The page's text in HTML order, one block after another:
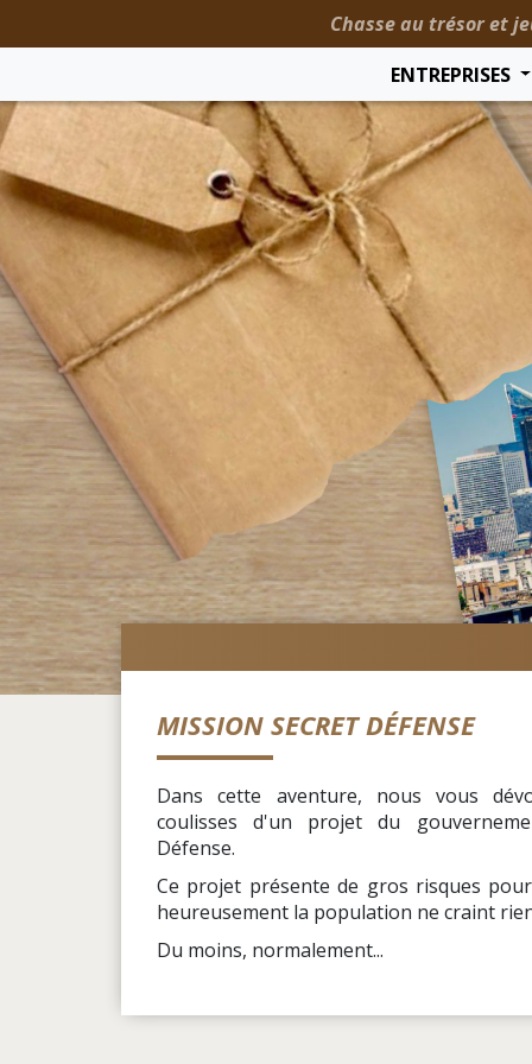
Chasse au trésor et
ENTREPRISES
MISSION SECRET DÉFENSE
Dans cette aventure, nous vous
coulisses d'un projet du
Défense.
Ce projet présente de gros risques
heureusement la population ne craint
Du moins, normalement...